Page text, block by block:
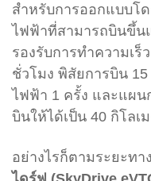
สำหรับการออกแบบโ
ไฟฟ้าที่สามารถบินขึ้น
รองรับการทำความเร็
ชั่วโมง พิสัยการบิน
ไฟฟ้า 1 ครั้ง และแผน
บินให้ได้เป็น 40 กิโลเ
อย่างไรก็ตามระยะทา